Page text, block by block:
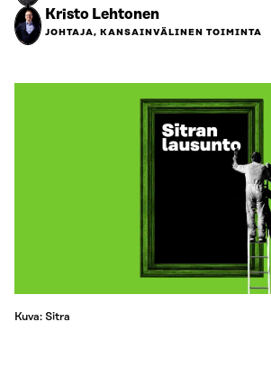
Kristo Lehtonen
JOHTAJA, KANSAINVÄLINEN TOIMINTA
Kuva: Sitra